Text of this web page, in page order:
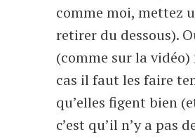
comme moi, mettez
retirer du dessous).
(comme sur la vidéo)
cas il faut les faire
qu’elles figent bien
c’est qu’il n’y a pas